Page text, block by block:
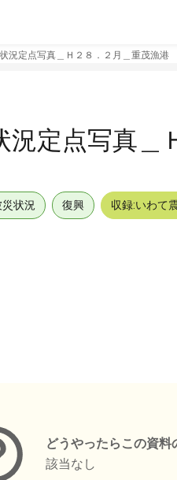
況定点写真＿Ｈ２８．２月＿重茂漁港
況定点写真＿
状況 復興 収録:いわて
どうやったらこの資料
該当なし